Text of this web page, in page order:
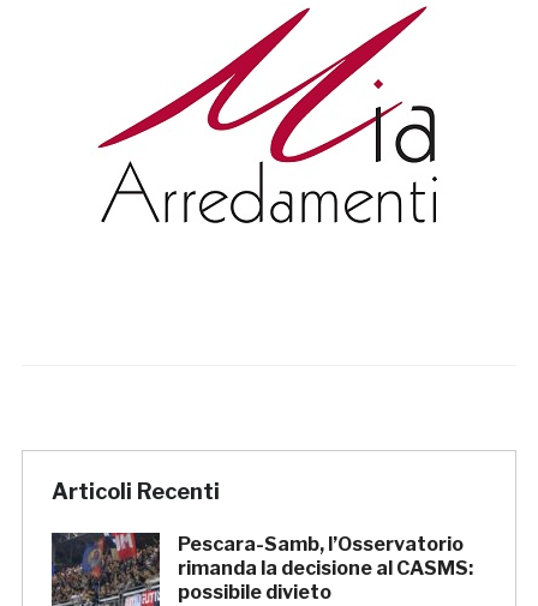
Articoli Recenti
Pescara-Samb, l’Osservatorio
rimanda la decisione al CASMS:
possibile divieto